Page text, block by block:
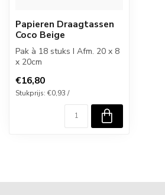
Papieren Draagtassen
Coco Beige
Pak à 18 stuks I Afm. 20 x 8
x 20cm
€16,80
Stukprijs: €0,93 /